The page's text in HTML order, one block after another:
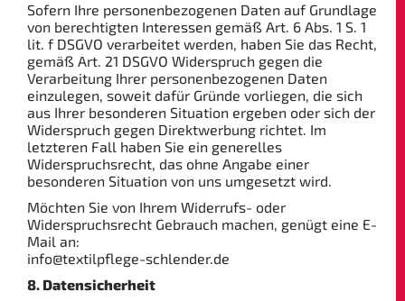
Sofern Ihre personenbezogenen Daten auf Grundlage
von berechtigten Interessen gemäß Art. 6 Abs. 1 S. 1
lit. f DSGVO verarbeitet werden, haben Sie das Recht,
gemäß Art. 21 DSGVO Widerspruch gegen die
Verarbeitung Ihrer personenbezogenen Daten
einzulegen, soweit dafür Gründe vorliegen, die sich
aus Ihrer besonderen Situation ergeben oder sich der
Widerspruch gegen Direktwerbung richtet. Im
letzteren Fall haben Sie ein generelles
Widerspruchsrecht, das ohne Angabe einer
besonderen Situation von uns umgesetzt wird.
Möchten Sie von Ihrem Widerrufs- oder
Widerspruchsrecht Gebrauch machen, genügt eine E-
Mail an:
info@textilpflege-schlender.de
8. Datensicherheit